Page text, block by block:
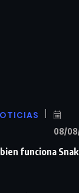
08/
funciona